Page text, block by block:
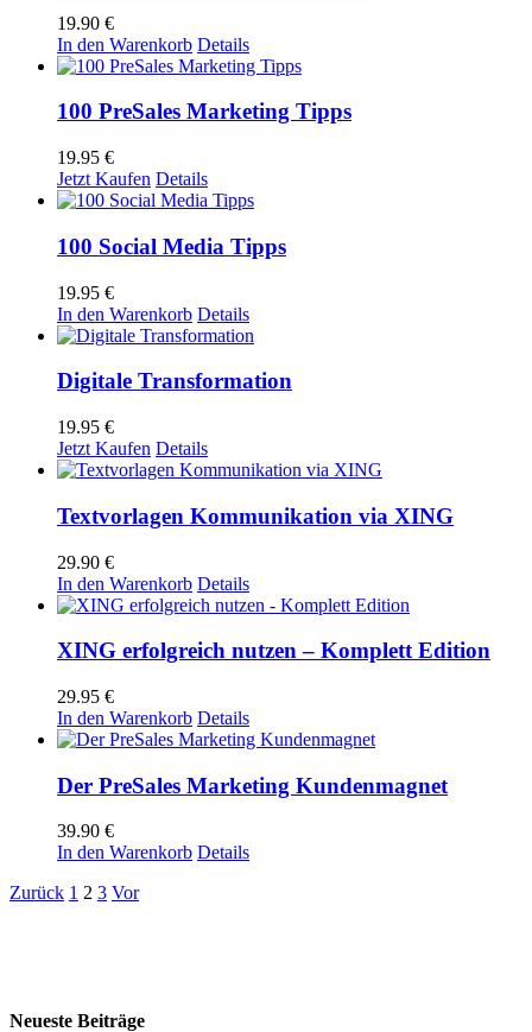
19.90 €
In den Warenkorb Details
100 PreSales Marketing Tipps
19.95 €
Jetzt Kaufen Details
100 Social Media Tipps
19.95 €
In den Warenkorb Details
Digitale Transformation
19.95 €
Jetzt Kaufen Details
Textvorlagen Kommunikation via XING
29.90 €
In den Warenkorb Details
XING erfolgreich nutzen – Komplett Edition
29.95 €
In den Warenkorb Details
Der PreSales Marketing Kundenmagnet
39.90 €
In den Warenkorb Details
Zurück 1 2 3 Vor
Neueste Beiträge